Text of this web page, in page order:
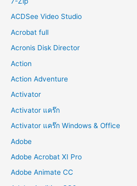
ACDSee Video Studio
Acrobat full
Acronis Disk Director
Action
Action Adventure
Activator
Activator แคร๊ก
Activator แคร๊ก Windows & Office
Adobe
Adobe Acrobat XI Pro
Adobe Animate CC